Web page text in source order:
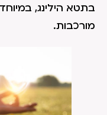
בתטא הילינג,
מורכבות.